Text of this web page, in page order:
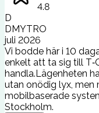
4.8
D
DMYTRO
juli 2026
Vi bodde här i 10
enkelt att ta sig till
handla.Lägenheten
utan onödig lyx, men
mobilbaserade
Stockholm.